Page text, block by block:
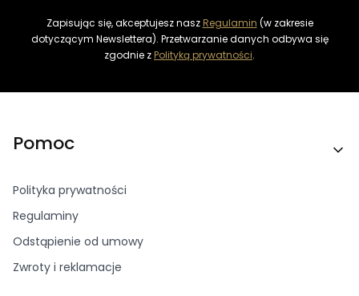
Zapisując się, akceptujesz naszRegulamin (w zakresie
dotyczącym Newslettera). Przetwarzanie danych odbywa się
zgodnie zPolityką prywatności.
Linki w stopce
Pomoc
Polityka prywatności
Regulaminy
Odstąpienie od umowy
Zwroty i reklamacje